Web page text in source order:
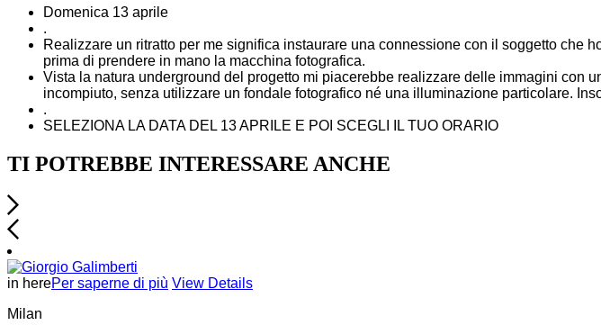
Domenica 13 aprile
.
Realizzare un ritratto per me significa instaurare una connessione con il soggetto che
prima di prendere in mano la macchina fotografica.
Vista la natura underground del progetto mi piacerebbe realizzare delle immagini con
incompiuto, senza utilizzare un fondale fotografico né una illuminazione particolare.
.
SELEZIONA LA DATA DEL 13 APRILE E POI SCEGLI IL TUO ORARIO
TI POTREBBE INTERESSARE ANCHE
in herePer saperne di più View Details
Milan